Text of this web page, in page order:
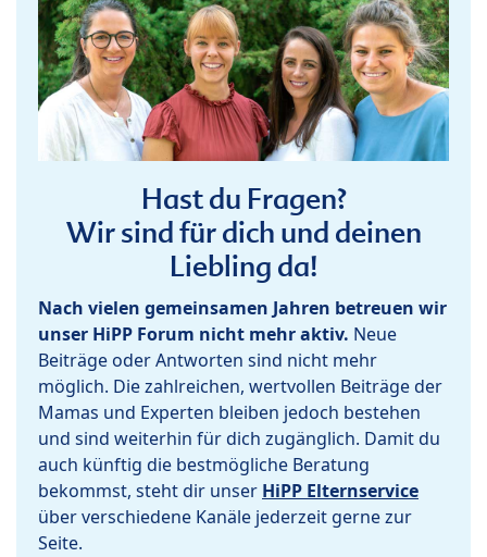
Hast du Fragen?
Wir sind für dich und deinen
Liebling da!
Nach vielen gemeinsamen Jahren betreuen wir
unser HiPP Forum nicht mehr aktiv. Neue
Beiträge oder Antworten sind nicht mehr
möglich. Die zahlreichen, wertvollen Beiträge der
Mamas und Experten bleiben jedoch bestehen
und sind weiterhin für dich zugänglich. Damit du
auch künftig die bestmögliche Beratung
bekommst, steht dir unser HiPP Elternservice
über verschiedene Kanäle jederzeit gerne zur
Seite.